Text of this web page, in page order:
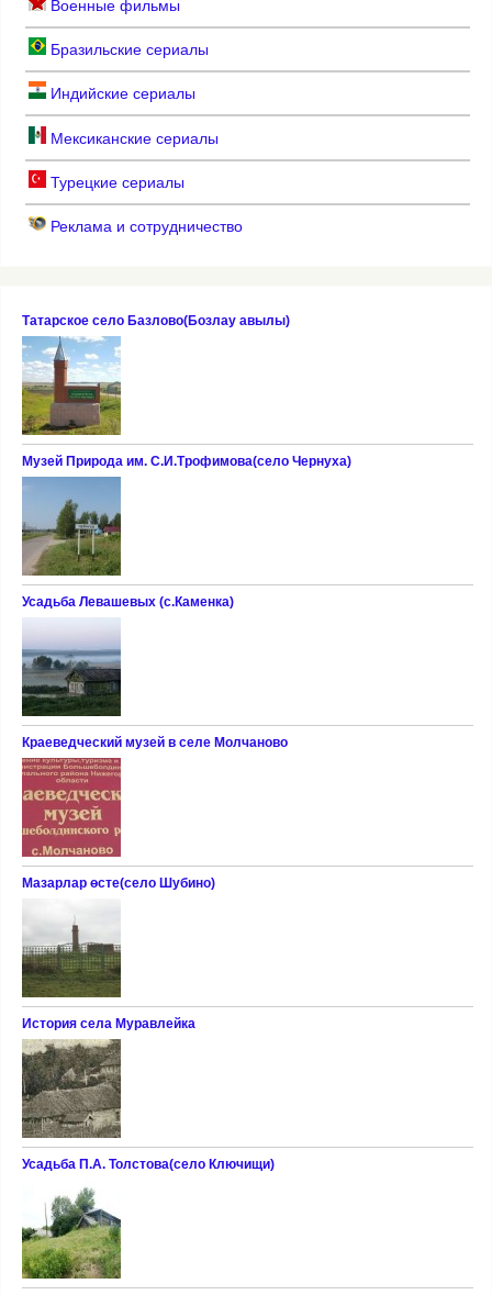
Военные фильмы
Бразильские сериалы
Индийские сериалы
Мексиканские сериалы
Турецкие сериалы
Реклама и сотрудничество
Татарское село Базлово(Бозлау авылы)
Музей Природа им. С.И.Трофимова(село Чернуха)
Усадьба Левашевых (с.Каменка)
Краеведческий музей в селе Молчаново
Мазарлар өсте(село Шубино)
История села Муравлейка
Усадьба П.А. Толстова(село Ключищи)